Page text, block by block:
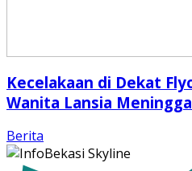
Kecelakaan di Dekat
Wanita Lansia
Berita